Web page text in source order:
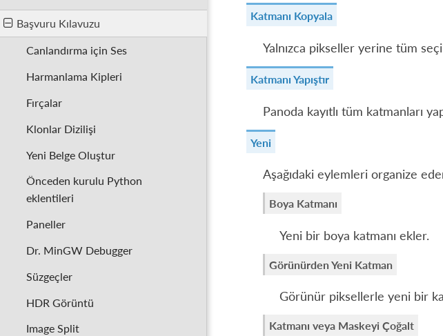
Başvuru Kılavuzu
Canlandırma için Ses
Harmanlama Kipleri
Fırçalar
Klonlar Dizilişi
Yeni Belge Oluştur
Önceden kurulu Python
eklentileri
Paneller
Dr. MinGW Debugger
Süzgeçler
HDR Görüntü
Image Split
Katmanı Kopyala
Yalnızca pikseller yerine tüm
Katmanı Yapıştır
Panoda kayıtlı tüm katmanları
Yeni
Aşağıdaki eylemleri organize
Boya Katmanı
Yeni bir boya katmanı ekler.
Görünürden Yeni Katman
Görünür piksellerle yeni bir
Katmanı veya Maskeyi Çoğalt